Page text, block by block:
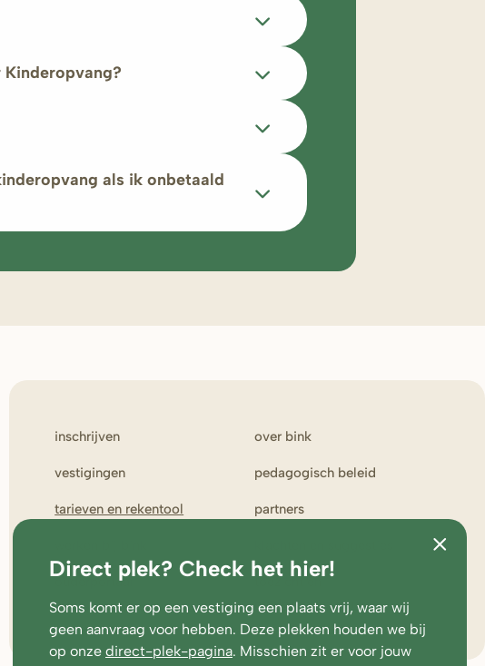
Direct plek? Check het hier!
Soms komt er op een vestiging een plaats vrij, waar wij
geen aanvraag voor hebben. Deze plekken houden we bij
op onze direct-plek-pagina. Misschien zit er voor jouw
als ik onbetaald
inschrijven over bink
vestigingen pedagogisch beleid
tarieven en rekentool partners
ouderportaal
toezicht en
medezeggenschap